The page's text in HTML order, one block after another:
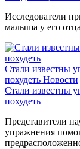
Исследователи
малыша у его
Стали известны
похудеть Новости
Стали известны
похудеть
Представители
упражнения